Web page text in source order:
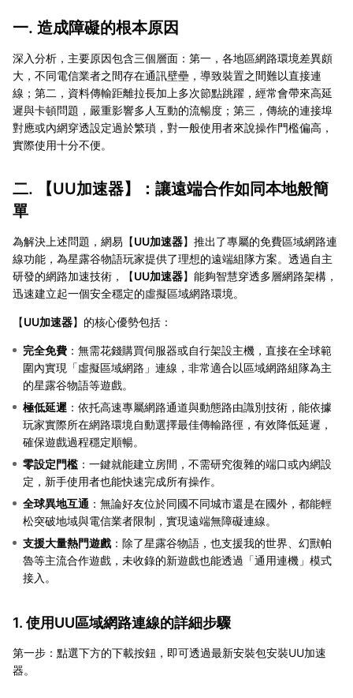
一. 造成障礙的根本原因
深入分析，主要原因包含三個層面：第一，各地區網路環境差異頗
大，不同電信業者之間存在通訊壁壘，導致裝置之間難以直接連
線；第二，資料傳輸距離拉長加上多次節點跳躍，經常會帶來高延
遲與卡頓問題，嚴重影響多人互動的流暢度；第三，傳統的連接埠
對應或內網穿透設定過於繁瑣，對一般使用者來說操作門檻偏高，
實際使用十分不便。
二. 【UU加速器】：讓遠端合作如同本地般簡
單
為解決上述問題，網易【UU加速器】推出了專屬的免費區域網路連
線功能，為星露谷物語玩家提供了理想的遠端組隊方案。透過自主
研發的網路加速技術，【UU加速器】能夠智慧穿透多層網路架構，
迅速建立起一個安全穩定的虛擬區域網路環境。
【UU加速器】的核心優勢包括：
完全免費 ：無需花錢購買伺服器或自行架設主機，直接在全球範
圍內實現「虛擬區域網路」連線，非常適合以區域網路組隊為主
的星露谷物語等遊戲。
極低延遲 ：依托高速專屬網路通道與動態路由識別技術，能依據
玩家實際所在網路環境自動選擇最佳傳輸路徑，有效降低延遲，
確保遊戲過程穩定順暢。
零設定門檻 ：一鍵就能建立房間，不需研究復雜的端口或內網設
定，新手使用者也能快速完成所有操作。
全球異地互通 ：無論好友位於同國不同城市還是在國外，都能輕
松突破地域與電信業者限制，實現遠端無障礙連線。
支援大量熱門遊戲：除了星露谷物語，也支援我的世界、幻獸帕
魯等主流合作遊戲，未收錄的新遊戲也能透過「通用連機」模式
接入。
1. 使用UU區域網路連線的詳細步驟
第一步：點選下方的下載按鈕，即可透過最新安裝包安裝UU加速
器。